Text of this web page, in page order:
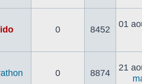
0 8452
01
0 8874
21